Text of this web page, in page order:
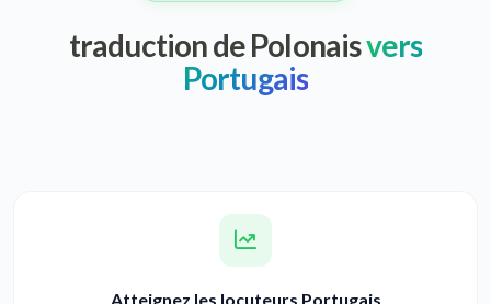
traduction de Polonaisvers
Portugais
Atteignez les locuteurs Portugais